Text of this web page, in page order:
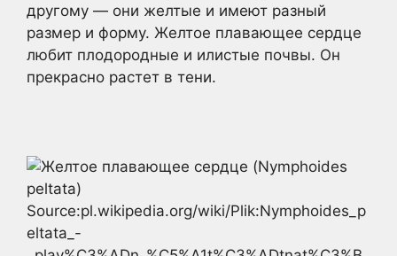
другому — они желтые и имеют разный
размер и форму. Желтое плавающее сердце
любит плодородные и илистые почвы. Он
прекрасно растет в тени.
Source:pl.wikipedia.org/wiki/Plik:Nymphoides_p
eltata_-